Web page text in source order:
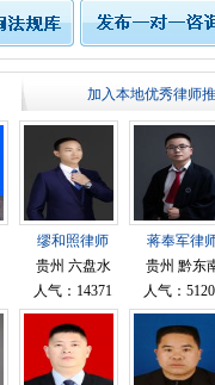
加入本地优秀律师推
缪和照律师
贵州 六盘水
人气：14371
蒋奉军律
贵州 黔东
人气：